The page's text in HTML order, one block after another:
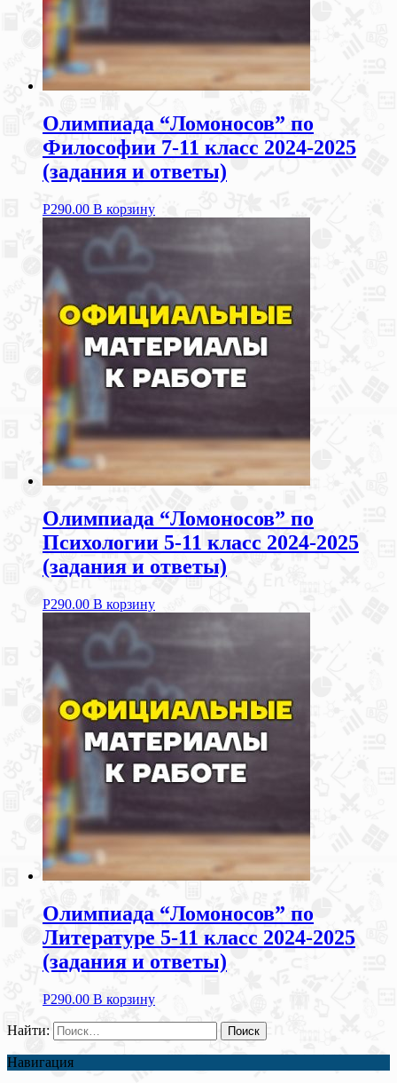
Олимпиада “Ломоносов” по
Философии 7-11 класс 2024-2025
(задания и ответы)
Р290.00 В корзину
Олимпиада “Ломоносов” по
Психологии 5-11 класс 2024-2025
(задания и ответы)
Р290.00 В корзину
Олимпиада “Ломоносов” по
Литературе 5-11 класс 2024-2025
(задания и ответы)
Р290.00 В корзину
Найти:
Навигация